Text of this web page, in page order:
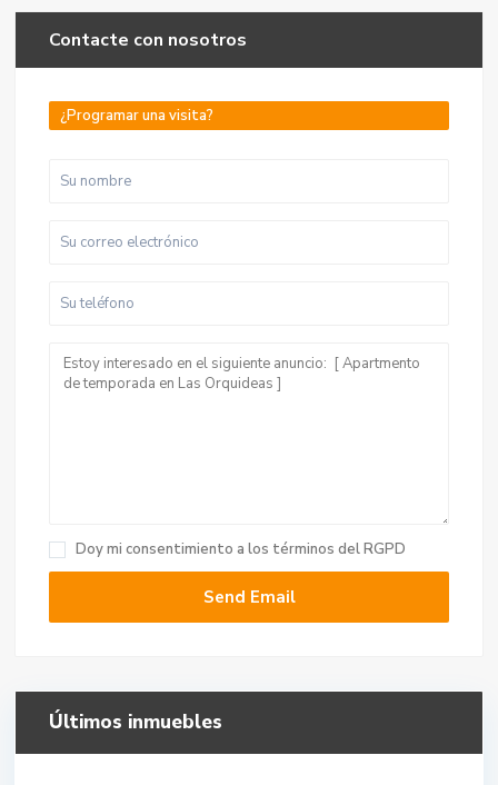
Contacte con nosotros
¿Programar una visita?
Doy mi consentimiento a los términos del RGPD
Últimos inmuebles